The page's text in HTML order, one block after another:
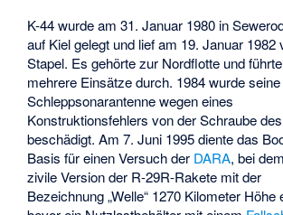
K-44 wurde am 31. Januar 1980 in
auf Kiel gelegt und lief am 19. Januar 1982
Stapel. Es gehörte zur Nordflotte und führte
mehrere Einsätze durch. 1984 wurde seine
Schleppsonarantenne wegen eines
Konstruktionsfehlers von der Schraube
beschädigt. Am 7. Juni 1995 diente das
Basis für einen Versuch der DARA, bei
zivile Version der R-29R-Rakete mit der
Bezeichnung „Welle“ 1270 Kilometer Höhe